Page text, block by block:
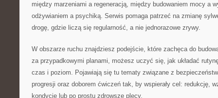
między marzeniami a regeneracją, między budowaniem mocy a
odżywianiem a psychiką. Serwis pomaga patrzeć na zmianę
drogę, gdzie liczą się regularność, a nie jednorazowe zrywy.
W obszarze ruchu znajdziesz podejście, które zachęca do
za przypadkowymi planami, możesz uczyć się, jak układać
czas i poziom. Pojawiają się tu tematy związane z
progresji oraz doborem ćwiczeń tak, by wspierały cel: redukcję,
kondycję lub po prostu zdrowsze plecy.